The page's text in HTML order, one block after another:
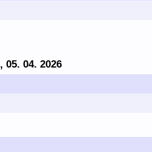
, 05. 04. 2026